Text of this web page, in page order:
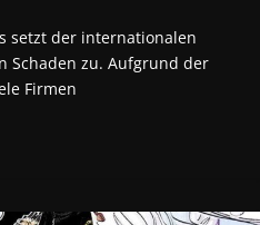
setzt der internationalen
Schaden zu. Aufgrund der
Firmen